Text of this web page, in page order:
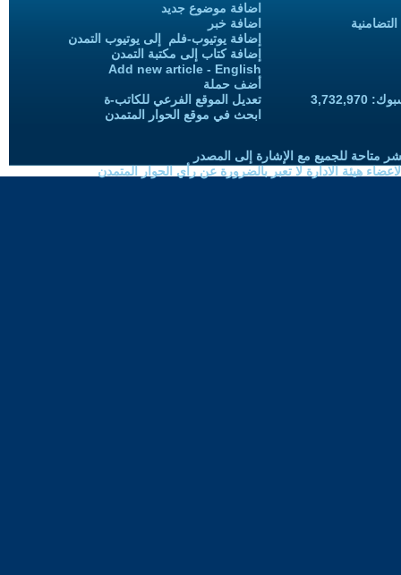
اضافة موضوع جديد
اضافة خبر
إضافة يوتيوب-فلم إلى يوتيوب التمدن
إضافة كتاب إلى مكتبة التمدن
Add new article - English
أضف حملة
تعديل الموقع الفرعي للكاتب-ة
ابحث في موقع الحوار المتمدن
متاحة للجميع مع الإشارة إلى المصدر
هيئة الادارة لا تعبر بالضرورة عن رأي الحوار المتمدن